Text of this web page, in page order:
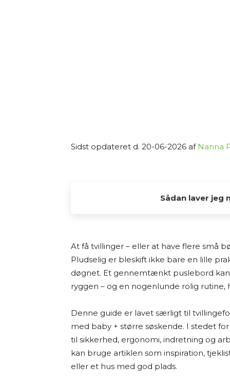
Sidst opdateret d. 20-06-2026 af Nanna
Sådan laver jeg
og dele min research med andre,
Jeg laver ikke fysiske tests af
på grundig research. Det betyder, at
tilgængelige kilder – både fra danske
vurderer jeg fordele og ulemper ved
anbefalinger.
Jeg bestræber mig på at give et godt
At få tvillinger – eller at have flere små
Pludselig er bleskift ikke bare en lille
døgnet. Et gennemtænkt puslebord
ryggen – og en nogenlunde rolig rutine,
Denne guide er lavet særligt til
med baby + større søskende. I stedet
til sikkerhed, ergonomi, indretning og
kan bruge artiklen som inspiration,
eller et hus med god plads.